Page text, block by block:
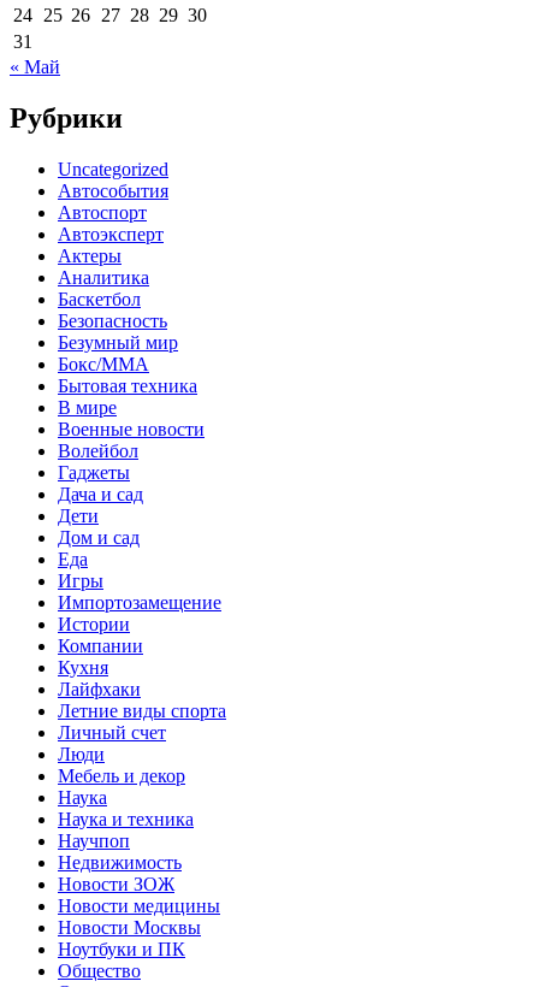
24 25 26 27 28 29 30
31
« Май
Рубрики
Uncategorized
Автособытия
Автоспорт
Автоэксперт
Актеры
Аналитика
Баскетбол
Безопасность
Безумный мир
Бокс/MMA
Бытовая техника
В мире
Военные новости
Волейбол
Гаджеты
Дача и сад
Дети
Дом и сад
Еда
Игры
Импортозамещение
Истории
Компании
Кухня
Лайфхаки
Летние виды спорта
Личный счет
Люди
Мебель и декор
Наука
Наука и техника
Научпоп
Недвижимость
Новости ЗОЖ
Новости медицины
Новости Москвы
Ноутбуки и ПК
Общество